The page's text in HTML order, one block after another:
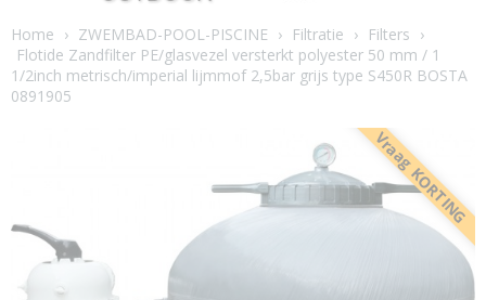
Home › ZWEMBAD-POOL-PISCINE › Filtratie › Filters ›
Flotide Zandfilter PE/glasvezel versterkt polyester 50 mm / 1
1/2inch metrisch/imperial lijmmof 2,5bar grijs type S450R BOSTA
0891905
Vraag KORTING